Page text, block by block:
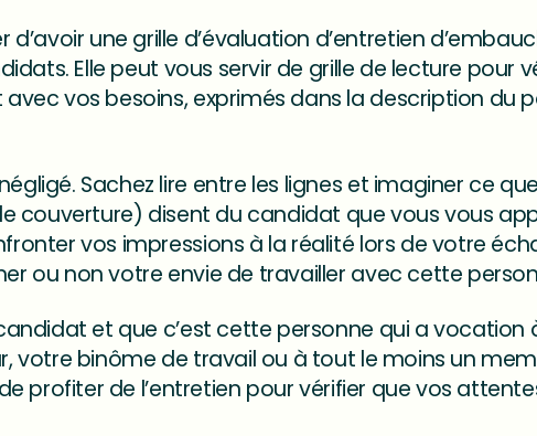
une grille d’évaluation d’entretien
Elle peut vous servir de grille de lecture pour
vos besoins, exprimés dans la description du
Sachez lire entre les lignes et imaginer ce
couverture) disent du candidat que vous vous
vos impressions à la réalité lors de votre
ou non votre envie de travailler avec cette
et que c’est cette personne qui a vocation
votre binôme de travail ou à tout le moins un
profiter de l’entretien pour vérifier que vos